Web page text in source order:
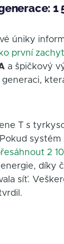
1
úniky
první
a špičkový
T s
2
díky
síť.